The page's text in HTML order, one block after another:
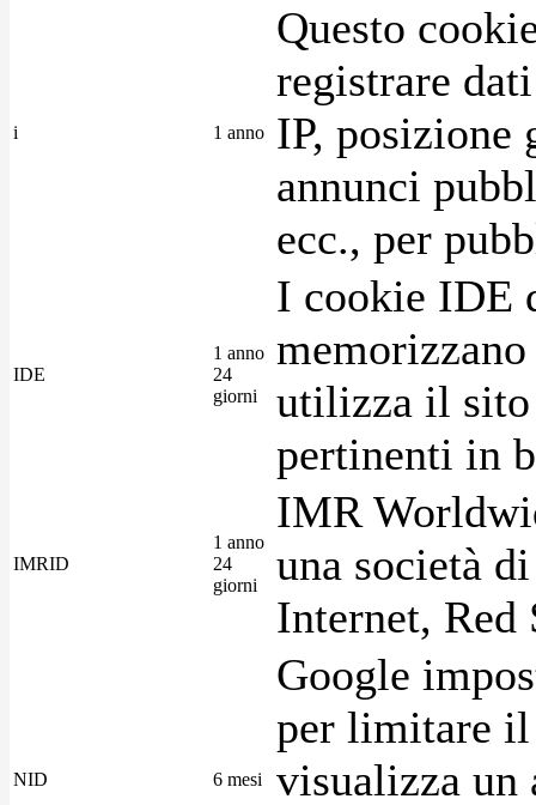
i 1 anno
Questo
registrare
IP, posizione
annunci
ecc., per
IDE
1 anno
24
giorni
I cookie IDE
utilizza il sito
pertinenti in
IMRID
1 anno
24
giorni
IMR
una società
Internet, Red
NID 6 mesi
Google
per limitare
visualizza un